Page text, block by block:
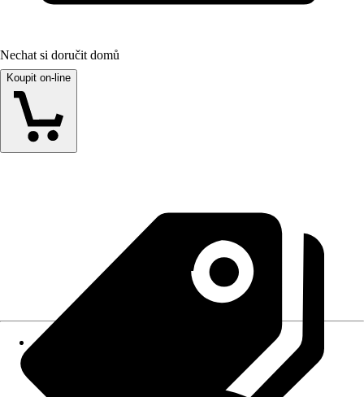
Nechat si doručit domů
Koupit on-line